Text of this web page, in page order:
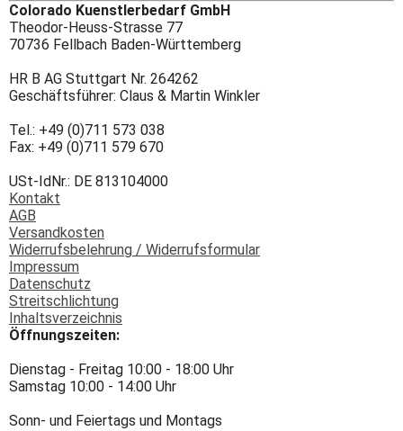
Colorado Kuenstlerbedarf GmbH
Theodor-Heuss-Strasse 77
70736 Fellbach Baden-Württemberg
HR B AG Stuttgart Nr. 264262
Geschäftsführer: Claus & Martin Winkler
Tel.: +49 (0)711 573 038
Fax: +49 (0)711 579 670
USt-IdNr.: DE 813104000
Kontakt
AGB
Versandkosten
Widerrufsbelehrung / Widerrufsformular
Impressum
Datenschutz
Streitschlichtung
Inhaltsverzeichnis
Öffnungszeiten:
Dienstag - Freitag 10:00 - 18:00 Uhr
Samstag 10:00 - 14:00 Uhr
Sonn- und Feiertags und Montags